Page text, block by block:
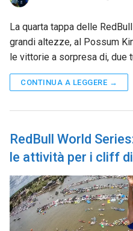
La quarta tappa delle
grandi altezze, al Possum
le vittorie a sorpresa di, due
CONTINUA A LEGGERE →
RedBull World
le attività per i cliff